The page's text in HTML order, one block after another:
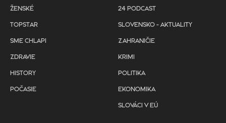
ŽENSKÉ
TOPSTAR
SME CHLAPI
ZDRAVIE
HISTORY
POČASIE
24 PODCAST
SLOVENSKO - AKTUALITY
ZAHRANIČIE
KRIMI
POLITIKA
EKONOMIKA
SLOVÁCI V EÚ